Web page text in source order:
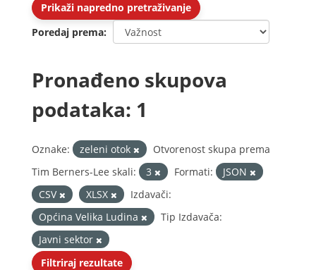
Prikaži napredno pretraživanje
Poredaj prema
Pronađeno skupova
podataka: 1
Oznake: zeleni otok
Otvorenost skupa prema
Tim Berners-Lee skali:
3 Formati:
JSON
CSV
XLSX
Izdavači:
Općina Velika Ludina
Tip Izdavača:
Javni sektor
Filtriraj rezultate